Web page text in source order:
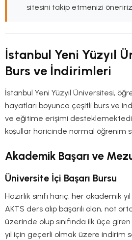
sitesini takip etmenizi
İstanbul Yeni Yüzyıl
Burs ve İndirimleri
İstanbul Yeni Yüzyıl Üniversitesi,
hayatları boyunca çeşitli burs ve
ve eğitime erişimi
koşullar haricinde normal öğrenim
Akademik Başarı ve
Üniversite İçi Başarı Bursu
Hazırlık sınıfı hariç, her akademik
AKTS ders alıp başarılı olan, not
üzerinde olup sınıfında ilk üçe
yıl için geçerli olmak üzere indirim